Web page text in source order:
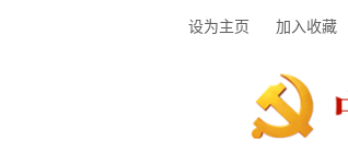
设为主页 加入收藏